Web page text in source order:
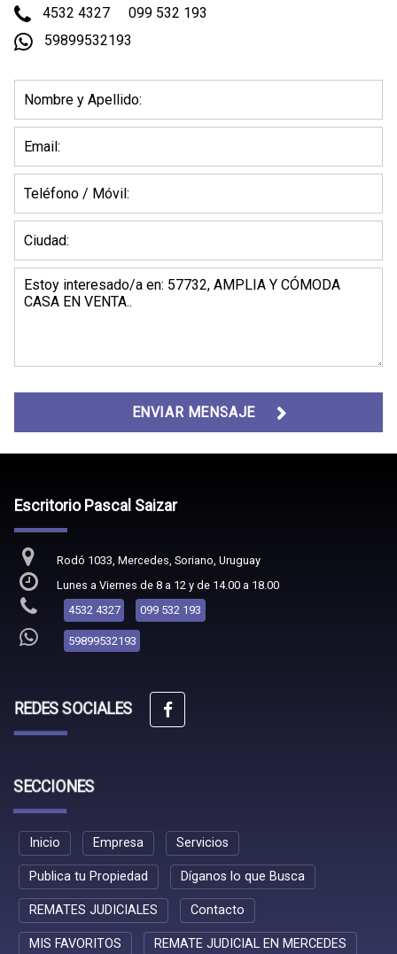
4532 4327
099 532 193
59899532193
ENVIAR MENSAJE
Escritorio Pascal Saizar
Rodó 1033, Mercedes, Soriano, Uruguay
Lunes a Viernes de 8 a 12 y de 14.00 a 18.00
4532 4327
099 532 193
59899532193
REDES SOCIALES
SECCIONES
Inicio Empresa Servicios
Publica tu Propiedad Díganos lo que Busca
REMATES JUDICIALES Contacto
MIS FAVORITOS REMATE JUDICIAL EN MERCEDES